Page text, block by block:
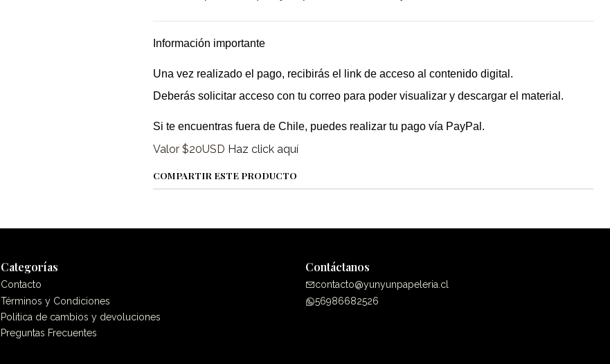
Información importante
Una vez realizado el pago, recibirás el link de acceso al contenido digital.
Deberás solicitar acceso con tu correo para poder visualizar y descargar el material.
Si te encuentras fuera de Chile, puedes realizar tu pago vía PayPal.
Valor $20USD Haz click aquí
COMPARTIR ESTE PRODUCTO
Categorías
Contacto
Términos y Condiciones
Politica de cambios y devoluciones
Preguntas Frecuentes
Contáctanos
contacto@yunyunpapeleria.cl
56986682526